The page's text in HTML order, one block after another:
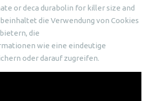
or deca durabolin for killer size and
die Verwendung von Cookies
die
wie eine eindeutige
oder darauf zugreifen.